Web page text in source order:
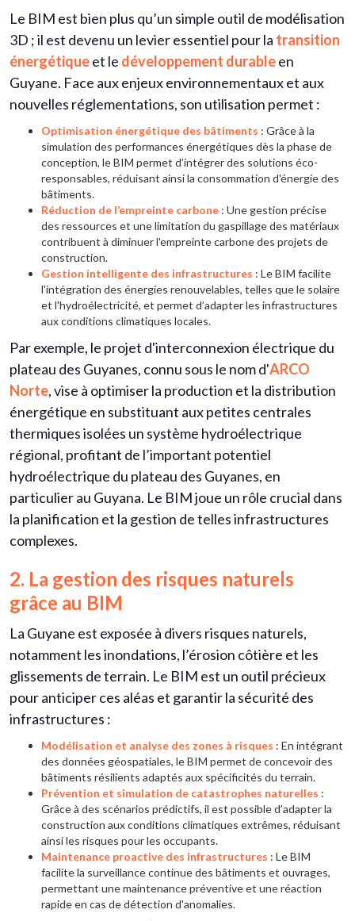
Le BIM est bien plus qu’un simple outil de modélisation
3D ; il est devenu un levier essentiel pour la transition
énergétiqueet le développement durableen
Guyane. Face aux enjeux environnementaux et aux
nouvelles réglementations, son utilisation permet :
Optimisation énergétique des bâtiments : Grâce à la
simulation des performances énergétiques dès la phase de
conception, le BIM permet d’intégrer des solutions éco-
responsables, réduisant ainsi la consommation d'énergie des
bâtiments.
Réduction de l’empreinte carbone : Une gestion précise
des ressources et une limitation du gaspillage des matériaux
contribuent à diminuer l'empreinte carbone des projets de
construction.
Gestion intelligente des infrastructures : Le BIM facilite
l'intégration des énergies renouvelables, telles que le solaire
et l'hydroélectricité, et permet d’adapter les infrastructures
aux conditions climatiques locales.
Par exemple, le projet d'interconnexion électrique du
plateau des Guyanes, connu sous le nom d'ARCO
Norte, vise à optimiser la production et la distribution
énergétique en substituant aux petites centrales
thermiques isolées un système hydroélectrique
régional, profitant de l’important potentiel
hydroélectrique du plateau des Guyanes, en
particulier au Guyana. Le BIM joue un rôle crucial dans
la planification et la gestion de telles infrastructures
complexes.
2. La gestion des risques naturels
grâce au BIM
La Guyane est exposée à divers risques naturels,
notamment les inondations, l’érosion côtière et les
glissements de terrain. Le BIM est un outil précieux
pour anticiper ces aléas et garantir la sécurité des
infrastructures :
Modélisation et analyse des zones à risques : En intégrant
des données géospatiales, le BIM permet de concevoir des
bâtiments résilients adaptés aux spécificités du terrain.
Prévention et simulation de catastrophes naturelles :
Grâce à des scénarios prédictifs, il est possible d’adapter la
construction aux conditions climatiques extrêmes, réduisant
ainsi les risques pour les occupants.
Maintenance proactive des infrastructures : Le BIM
facilite la surveillance continue des bâtiments et ouvrages,
permettant une maintenance préventive et une réaction
rapide en cas de détection d'anomalies.